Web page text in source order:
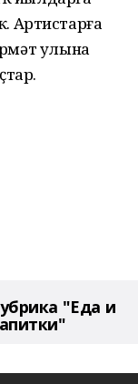
Артистарға
улына
"Еда и